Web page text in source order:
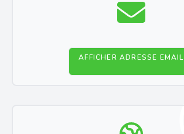
AFFICHER ADRESSE EMAIL